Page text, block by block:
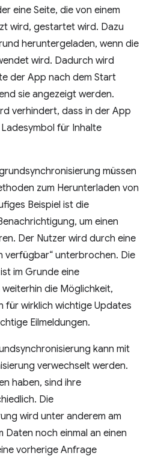
eine Seite, die von einem
wird, gestartet wird. Dazu
heruntergeladen, wenn die
wird. Dadurch wird
der App nach dem Start
sie angezeigt werden.
verhindert, dass in der App
für Inhalte
müssen
zum Herunterladen von
Beispiel ist die
um einen
Der Nutzer wird durch eine
verfügbar“ unterbrochen. Die
im Grunde eine
die Möglichkeit,
für wirklich wichtige Updates
Eilmeldungen.
kann mit
verwechselt werden.
haben, sind ihre
Die
wird unter anderem am
noch einmal an einen
vorherige Anfrage